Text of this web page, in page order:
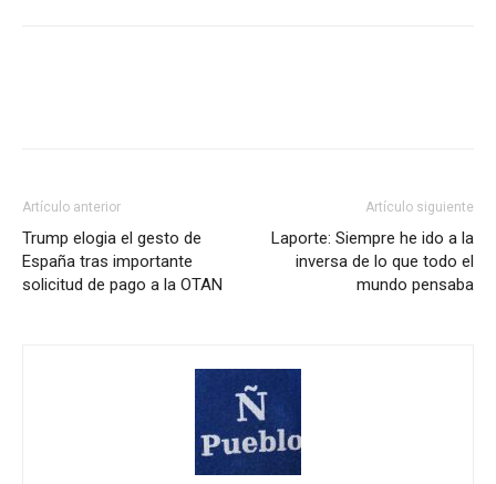
Artículo anterior
Trump elogia el gesto de
España tras importante
solicitud de pago a la OTAN
Artículo siguiente
Laporte: Siempre he ido a la
inversa de lo que todo el
mundo pensaba